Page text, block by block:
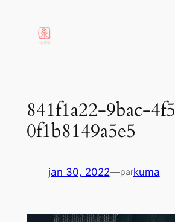
contenu
841f1a22-9bac-
0f1b8149a5e5
jan 30, 2022—parkuma